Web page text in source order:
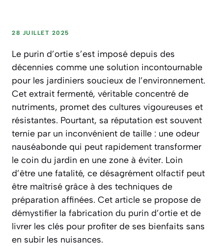
28 JUILLET 2025
Le purin d’ortie s’est imposé depuis des
décennies comme une solution incontournable
pour les jardiniers soucieux de l’environnement.
Cet extrait fermenté, véritable concentré de
nutriments, promet des cultures vigoureuses et
résistantes. Pourtant, sa réputation est souvent
ternie par un inconvénient de taille : une odeur
nauséabonde qui peut rapidement transformer
le coin du jardin en une zone à éviter. Loin
d’être une fatalité, ce désagrément olfactif peut
être maîtrisé grâce à des techniques de
préparation affinées. Cet article se propose de
démystifier la fabrication du purin d’ortie et de
livrer les clés pour profiter de ses bienfaits sans
en subir les nuisances.